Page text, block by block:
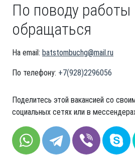
По поводу работы
обращаться
На email: batstombuchg@mail.ru
По телефону: +7(928)2296056
Поделитесь этой вакансией со
социальных сетях или в